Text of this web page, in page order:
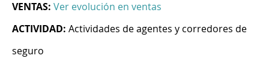
VENTAS: Ver evolución en ventas
ACTIVIDAD: Actividades de agentes y corredores de
seguro